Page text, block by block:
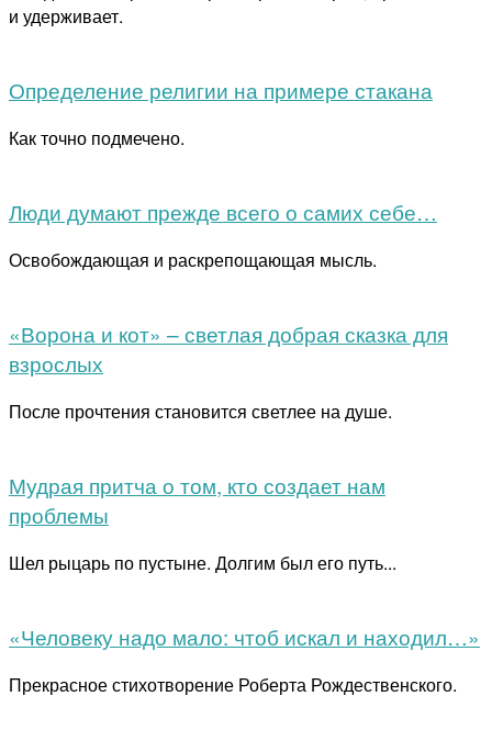
и удерживает.
Определение религии на примере стакана
Как точно подмечено.
Люди думают прежде всего о самих себе…
Освобождающая и раскрепощающая мысль.
«Ворона и кот» – светлая добрая сказка для
взрослых
После прочтения становится светлее на душе.
Мудрая притча о том, кто создает нам
проблемы
Шел рыцарь по пустыне. Долгим был его путь...
«Человеку надо мало: чтоб искал и находил…»
Прекрасное стихотворение Роберта Рождественского.